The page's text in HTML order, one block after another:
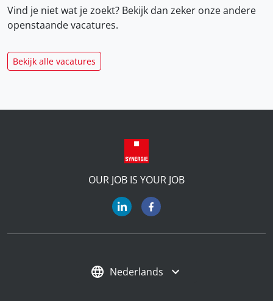
Vind je niet wat je zoekt? Bekijk dan zeker onzeandere
openstaande vacatures.
Bekijk alle vacatures
OUR JOB IS YOUR JOB
Nederlands